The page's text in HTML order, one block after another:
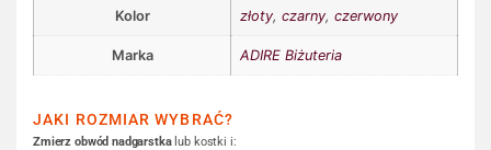
Kolor złoty, czarny, czerwony
Marka ADIRE Biżuteria
JAKI ROZMIAR WYBRAĆ?
Zmierz obwód nadgarstkalub kostki i: